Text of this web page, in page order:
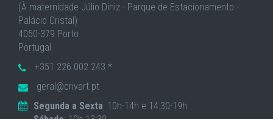
(À maternidade Júlio Diniz - Parque de Estacionamento -
Palácio Cristal)
4050-379 Porto
Portugal
+351 226 002 243 *
geral@crivart.pt
Segunda a Sexta: 10h-14h e 14:30-19h